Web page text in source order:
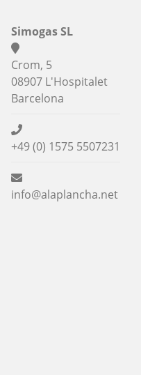
Simogas SL
Crom, 5
08907 L'Hospitalet
Barcelona
+49 (0) 1575 5507231
info@alaplancha.net